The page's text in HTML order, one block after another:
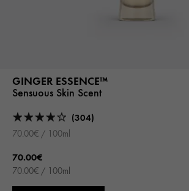
GINGER ESSENCE™
Sensuous Skin Scent
(304)
70.00€ / 100ml
70.00€
70.00€ / 100ml